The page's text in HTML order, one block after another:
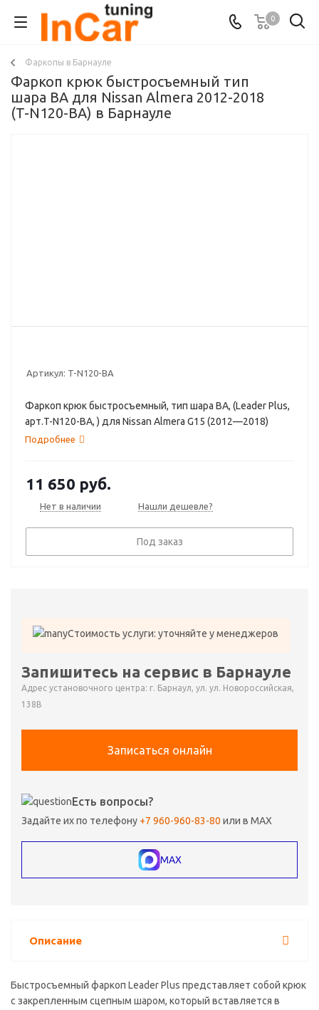
0
Фаркопы в Барнауле
Фаркоп крюк быстросъемный тип
шара BA для Nissan Almera 2012-2018
(T-N120-BA) в Барнауле
Артикул: T-N120-BA
Фаркоп крюк быстросъемный, тип шара BA, (Leader Plus,
арт.T-N120-BA, ) для Nissan Almera G15 (2012—2018)
Подробнее
11 650 руб.
Нет в наличии Нашли дешевле?
Под заказ
Стоимость услуги: уточняйте у менеджеров
Запишитесь на сервис в Барнауле
Адрес установочного центра: г. Барнаул, ул. ул. Новороссийская,
138В
Записаться онлайн
Есть вопросы?
Задайте их по телефону +7 960-960-83-80 или в MAX
MAX
Описание
Быстросъемный фаркоп Leader Plus представляет собой крюк
с закрепленным сцепным шаром, который вставляется в